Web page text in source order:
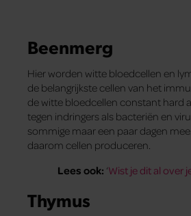
Beenmerg
Hier worden witte bloedcellen en
de belangrijkste ­cellen van het
de witte bloedcellen constant hard
tegen indringers als ­bacteriën en
sommige maar een paar dagen
daarom cellen produceren.
Lees ook: ‘Wist je dit al over
Thymus